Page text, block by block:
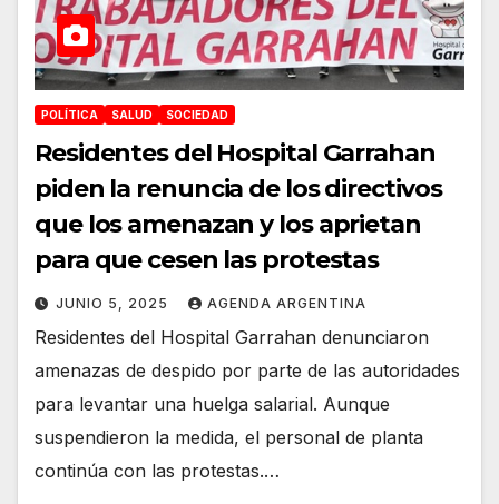
POLÍTICA SALUD SOCIEDAD
Residentes del Hospital Garrahan
piden la renuncia de los directivos
que los amenazan y los aprietan
para que cesen las protestas
JUNIO 5, 2025 AGENDA ARGENTINA
Residentes del Hospital Garrahan denunciaron
amenazas de despido por parte de las autoridades
para levantar una huelga salarial. Aunque
suspendieron la medida, el personal de planta
continúa con las protestas.…